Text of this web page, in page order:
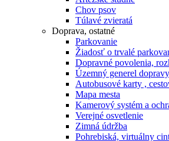
Chov psov
Túlavé zvieratá
Doprava, ostatné
Parkovanie
Žiadosť o trvalé
Dopravné povolenia,
Územný generel dopravy
Autobusové karty ,
Mapa mesta
Kamerový systém a
Verejné osvetlenie
Zimná údržba
Pohrebiská, virtuálny